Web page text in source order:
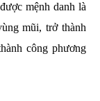
mệnh danh là
mũi, trở thành
công phương